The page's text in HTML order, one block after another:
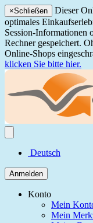
×Schließen
Dieser
optimales
Session-Informationen
Rechner gespeichert.
Online-Shops
klicken Sie bitte hier.
Deutsch
Anmelden
Konto
Mein
Mein